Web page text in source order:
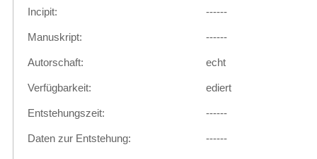
Incipit: ------
Manuskript: ------
Autorschaft: echt
Verfügbarkeit: ediert
Entstehungszeit: ------
Daten zur Entstehung: ------